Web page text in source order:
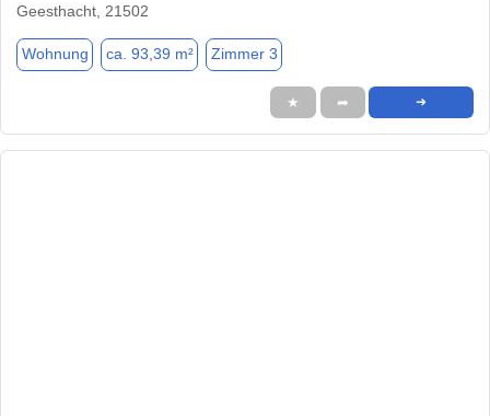
Geesthacht, 21502
Wohnung ca. 93,39 m² Zimmer 3
★ ➦ ➜